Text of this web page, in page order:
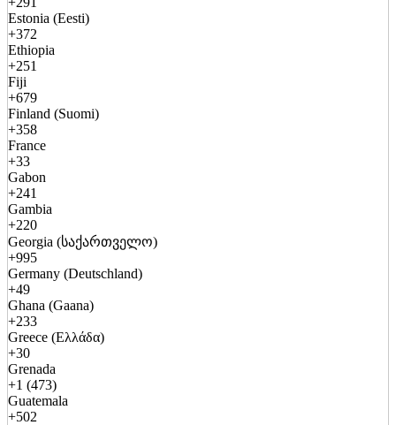
Estonia (Eesti)
+372
Ethiopia
+251
Fiji
+679
Finland (Suomi)
+358
France
+33
Gabon
+241
Gambia
+220
Georgia (საქართველო)
+995
Germany (Deutschland)
+49
Ghana (Gaana)
+233
Greece (Ελλάδα)
+30
Grenada
+1 (473)
Guatemala
+502